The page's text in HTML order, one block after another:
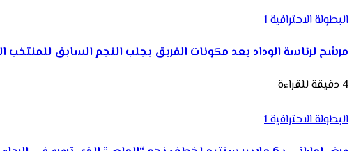
البطولة الاحترافية 1
مرشح لرئاسة الوداد يعد مكونات الفريق بجلب النجم السابق للمنتخب
4 دقيقة للقراءة
البطولة الاحترافية 1